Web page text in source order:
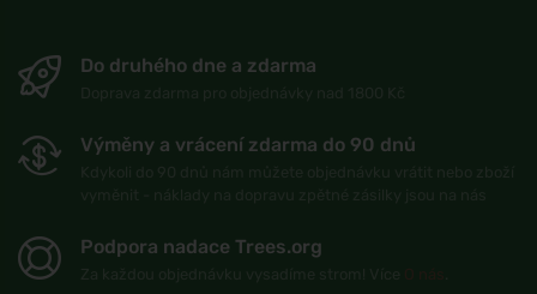
Do druhého dne a zdarma
Výměny a vrácení zdarma do 90 dnů
Podpora nadace Trees.org